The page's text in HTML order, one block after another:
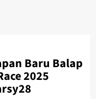
Baru Balap
2025